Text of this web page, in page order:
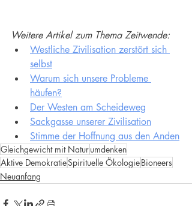
Weitere Artikel zum Thema Zeitwende:
Westliche Zivilisation zerstört sich
selbst
Warum sich unsere Probleme
häufen?
Der Westen am Scheideweg
Sackgasse unserer Zivilisation
Stimme der Hoffnung aus den Anden
Gleichgewicht mit Naturumdenken
Aktive DemokratieSpirituelle ÖkologieBioneers
Neuanfang